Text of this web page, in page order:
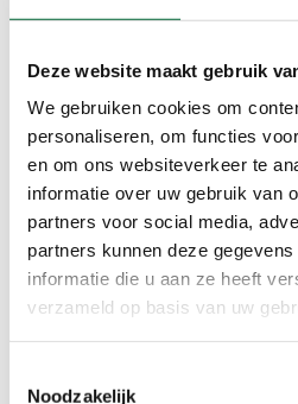
Deze website maakt gebruik
We gebruiken cookies om
personaliseren, om functies
en om ons websiteverkeer te
informatie over uw gebruik van
partners voor social media,
partners kunnen deze
informatie die u aan ze heeft
verzameld op basis van uw
Noodzakelijk
(lange) wandeluitdaging.
Bekijk de video
Sanne wandelt
met…